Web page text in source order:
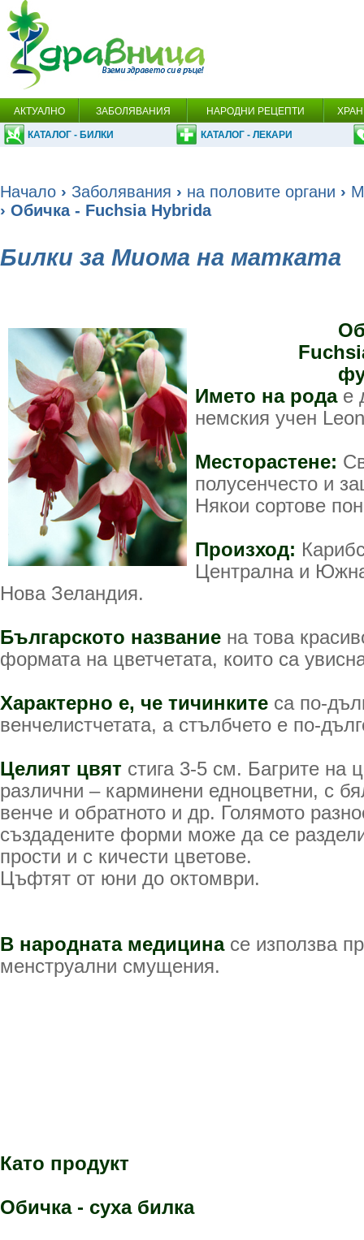
АКТУАЛНО ЗАБОЛЯВАНИЯ НАРОДНИ РЕЦЕПТИ
КАТАЛОГ - БИЛКИ КАТАЛОГ - ЛЕКАРИ
Начало › Заболявания › на половите органи ›
› Обичка - Fuchsia Hybrida
Билки за Миома на матката
Името на родае
немския учен
Месторастене:
полусенчесто и
Някои сортове
Произход:
Централна и
Нова Зеландия.
Българското название на това
формата на цветчетата, които са
Характерно е, че тичинките са по-
венчелистчетата, а стълбчето е по-
Целият цвят стига 3-5 см. Багрите на
различни – карминени едноцветни, с
венче и обратното и др. Голямото
създадените форми може да се
прости и с кичести цветове.
Цъфтят от юни до октомври.
В народната медицинасе използва
менструални смущения.
Като продукт
Обичка - суха билка